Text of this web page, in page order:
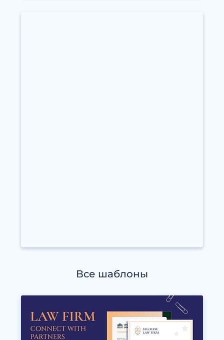
Все шаблоны